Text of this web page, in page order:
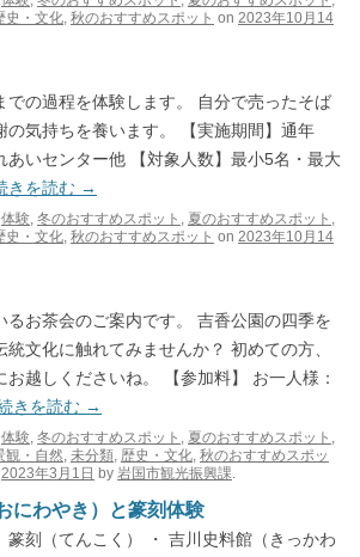
史・文化, 秋のおすすめスポット on 2023年10月14
での過程を体験します。 自分で売ったそば
の気持ちを養います。 【実施期間】通年
あいセンター他 【対象人数】最小5名・最大
きを読む →
体験, 冬のおすすめスポット , 夏のおすすめスポット ,
史・文化, 秋のおすすめスポット on 2023年10月14
るお茶会のご案内です。 吉香公園の四季を
文化に触れてみませんか？ 初めての方、
越しくださいね。 【参加料】 お一人様：
きを読む →
体験, 冬のおすすめスポット , 夏のおすすめスポット ,
観・自然, 未分類, 歴史・文化, 秋のおすすめスポッ
2023年3月1日 by 岩国市観光振興課.
にわやき）と篆刻体験
篆刻（てんこく） ・ 吉川史料館（きっかわ